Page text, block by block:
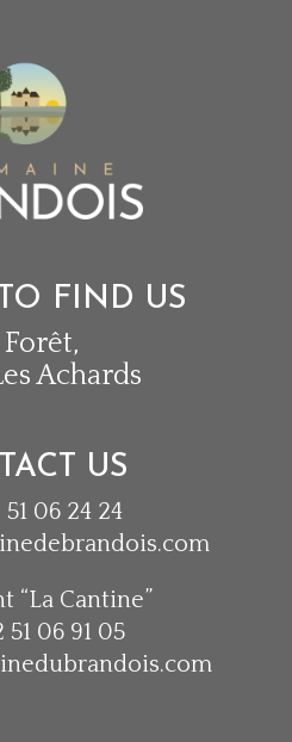
FIND US
Forêt,
Achards
US
06 24 24
“La Cantine”
51 06 91 05